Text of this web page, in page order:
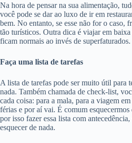
Na hora de pensar na sua alimentação,
você pode se dar ao luxo de ir em
bem. No entanto, se esse não for o caso,
tão turísticos. Outra dica é viajar em
ficam normais ao invés de superfaturados.
Faça uma lista de tarefas
A lista de tarefas pode ser muito útil para
nada. Também chamada de check-list,
cada coisa: para a mala, para a viagem
férias e por aí vai. É comum
por isso fazer essa lista com
esquecer de nada.